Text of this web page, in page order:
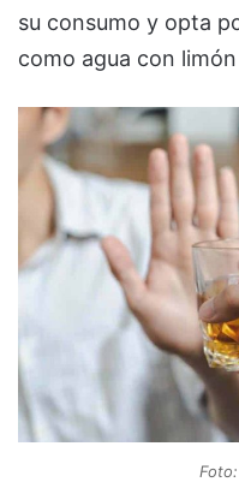
su consumo y opta
como agua con